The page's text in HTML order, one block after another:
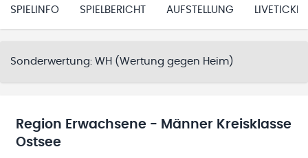
SPIELINFO SPIELBERICHT AUFSTELLUNG LIVETICKER
Sonderwertung: WH (Wertung gegen Heim)
Region Erwachsene - Männer Kreisklasse
Ostsee